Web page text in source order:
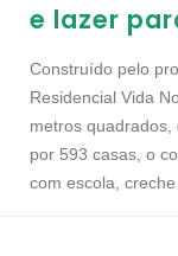
e lazer
Construído pelo
Residencial Vida
metros
por 593 casas, o
com escola,